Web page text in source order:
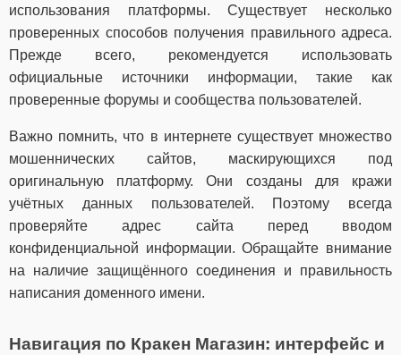
использования платформы. Существует несколько
проверенных способов получения правильного адреса.
Прежде всего, рекомендуется использовать
официальные источники информации, такие как
проверенные форумы и сообщества пользователей.
Важно помнить, что в интернете существует множество
мошеннических сайтов, маскирующихся под
оригинальную платформу. Они созданы для кражи
учётных данных пользователей. Поэтому всегда
проверяйте адрес сайта перед вводом
конфиденциальной информации. Обращайте внимание
на наличие защищённого соединения и правильность
написания доменного имени.
Навигация по Кракен Магазин: интерфейс и